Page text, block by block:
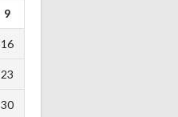
9
16
23
30